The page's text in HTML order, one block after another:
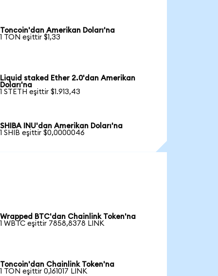
Toncoin'dan Amerikan Doları'na
1 TON eşittir $1,33
Liquid staked Ether 2.0'dan Amerikan
Doları'na
1 STETH eşittir $1.913,43
SHIBA INU'dan Amerikan Doları'na
1 SHIB eşittir $0,0000046
Wrapped BTC'dan Chainlink Token'na
1 WBTC eşittir 7858,8378 LINK
Toncoin'dan Chainlink Token'na
1 TON eşittir 0,161017 LINK